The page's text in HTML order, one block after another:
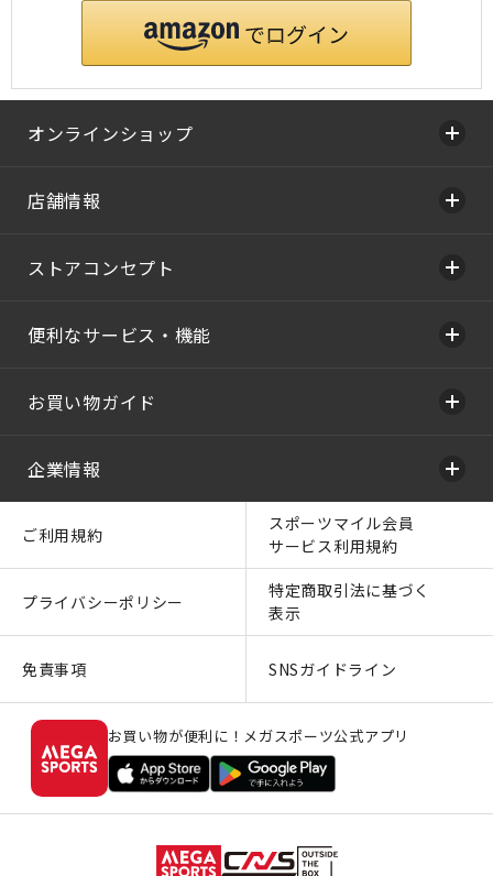
オンラインショップ
店舗情報
ストアコンセプト
便利なサービス・機能
お買い物ガイド
企業情報
ご利用規約
スポーツマイル会員
サービス利用規約
プライバシーポリシー
特定商取引法に基づく
表示
免責事項 SNSガイドライン
お買い物が便利に！メガスポーツ公式アプリ